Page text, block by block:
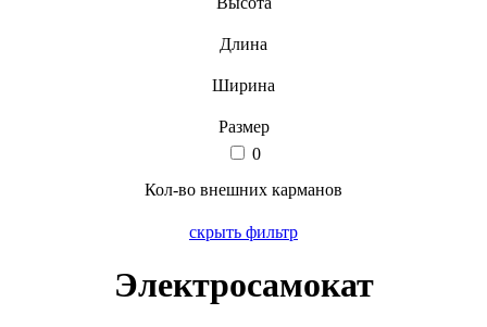
Длина
Ширина
Размер
0
Кол-во внешних карманов
скрыть фильтр
Электросамокат